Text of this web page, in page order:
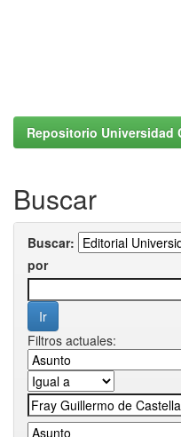
Repositorio Universidad
Buscar
Buscar:
por
Filtros actuales: